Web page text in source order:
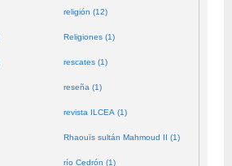
religión (12)
Religiones (1)
rescates (1)
reseña (1)
revista ILCEA (1)
Rhaouïs sultán Mahmoud II (1)
río Cedrón (1)